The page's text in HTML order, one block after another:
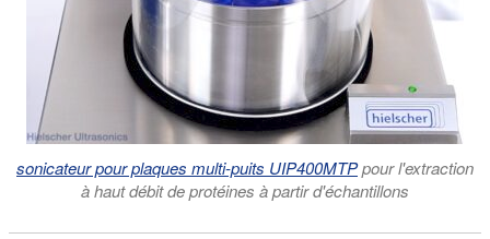
sonicateur pour plaques multi-puits UIP400MTPpour l'extraction
à haut débit de protéines à partir d'échantillons